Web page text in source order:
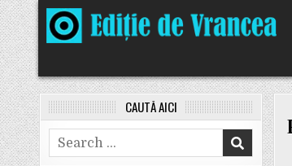
Skip
to
content
CAUTĂ AICI
Search
for: